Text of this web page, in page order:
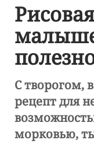
С творогом,
рецепт для
морковью,